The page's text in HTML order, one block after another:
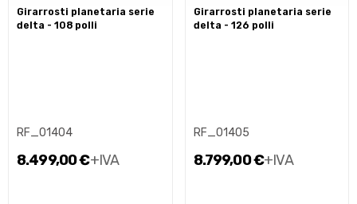
girarrosti planetaria serie
delta - 108 polli
RF_01404
8.499,00 €+IVA
girarrosti planetaria serie
delta - 126 polli
RF_01405
8.799,00 €+IVA